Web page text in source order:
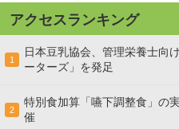
アクセスランキング
1
日本豆乳協会、管理栄養士向
ーターズ」を発足
2
特別食加算「嚥下調整食」の
催